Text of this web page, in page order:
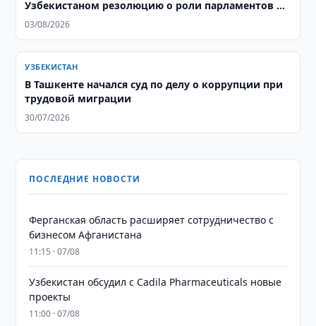
Узбекистаном резолюцию о роли парламентов в
социальном развитии
03/08/2026
УЗБЕКИСТАН
В Ташкенте начался суд по делу о коррупции при
трудовой миграции
30/07/2026
ПОСЛЕДНИЕ НОВОСТИ
Ферганская область расширяет сотрудничество с
бизнесом Афганистана
11:15 · 07/08
Узбекистан обсудил с Cadila Pharmaceuticals новые
проекты
11:00 · 07/08